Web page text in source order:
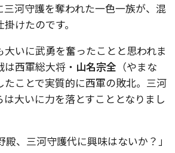
三河守護を奪われた一色一族が、混
けたのです。
いに武勇を奮ったことと思われま
西軍総大将・ 山名宗全 （やまな
たことで実質的に西軍の敗北。三河
大いに力を落とすこととなりまし
、三河守護代に興味はないか？」